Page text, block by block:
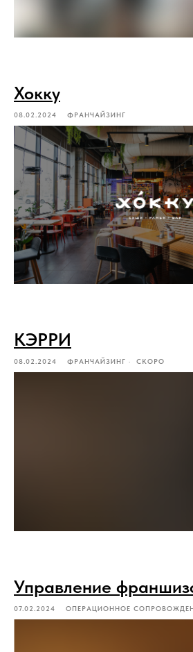
Хокку
08.02.2024 ФРАНЧАЙЗИНГ
КЭРРИ
08.02.2024 ФРАНЧАЙЗИНГ СКОРО
Управление
07.02.2024 ОПЕРАЦИОННОЕ